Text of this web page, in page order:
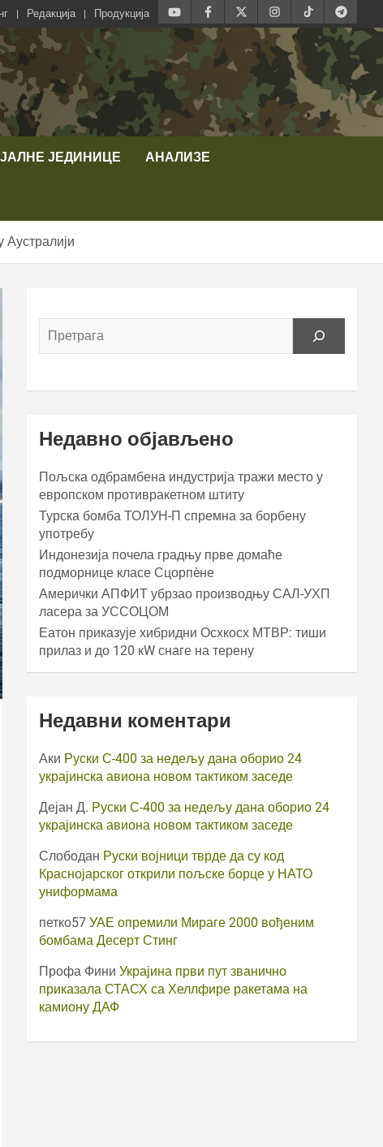
Редакција Продукција
ЈЕДИНИЦЕ АНАЛИЗЕ
Недавно објављено
Пољска одбрамбена индустрија тражи место у
европском противракетном штиту
Турска бомба ТОЛУН-П спремна за борбену
употребу
Индонезија почела градњу прве домаће
подморнице класе Сцорпèне
Амерички АПФИТ убрзао производњу САЛ-УХП
ласера за УССОЦОМ
Еатон приказује хибридни Осхкосх МТВР: тиши
прилаз и до 120 кW снаге на терену
Недавни коментари
Аки Руски С-400 за недељу дана оборио 24
украјинска авиона новом тактиком заседе
Дејан Д. Руски С-400 за недељу дана оборио 24
украјинска авиона новом тактиком заседе
Слободан Руски војници тврде да су код
Краснојарског открили пољске борце у НАТО
униформама
петко57 УАЕ опремили Мираге 2000 вођеним
бомбама Десерт Стинг
Профа Фини Украјина први пут званично
приказала СТАСХ са Хеллфире ракетама на
камиону ДАФ